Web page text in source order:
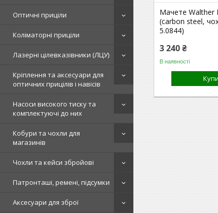
Оптичні приціли
Коліматорні приціли
Лазерні цілевказівники (ЛЦУ)
Кріплення та аксесуари для
оптичних прицілів і навісів
Насоси високого тиску та
комплектуючі до них
Кобури та чохли для
магазинів
Чохли та кейси збройові
Патронташі, ремені, підсумки
Аксесуари для зброї
Мачете Walther
(carbon steel,
5.0844)
3 240 ₴
В наявності